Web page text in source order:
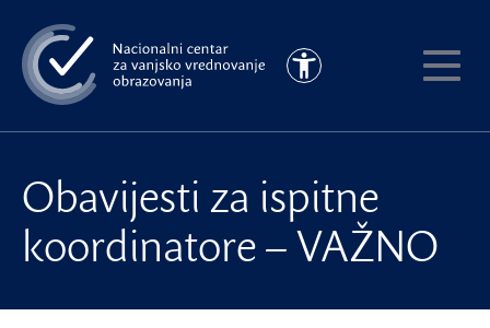
na
glavni
sadržaj
Pristupačnost
Obavijesti za ispitne
koordinatore – VAŽNO